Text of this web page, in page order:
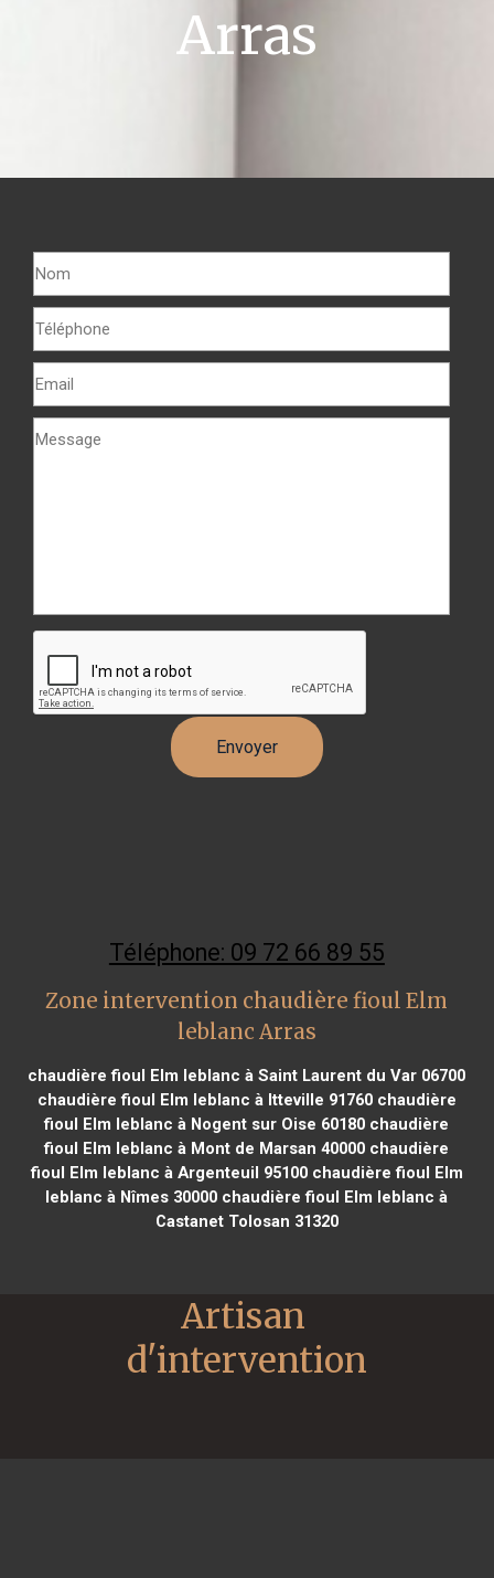
Arras
Téléphone: 09 72 66 89 55
Zone intervention chaudière fioul Elm
leblanc Arras
chaudière fioul Elm leblanc à Saint Laurent du Var 06700
chaudière fioul Elm leblanc à Itteville 91760chaudière
fioul Elm leblanc à Nogent sur Oise 60180 chaudière
fioul Elm leblanc à Mont de Marsan 40000 chaudière
fioul Elm leblanc à Argenteuil 95100chaudière fioul Elm
leblanc à Nîmes 30000 chaudière fioul Elm leblanc à
Castanet Tolosan 31320
Artisan
d'intervention